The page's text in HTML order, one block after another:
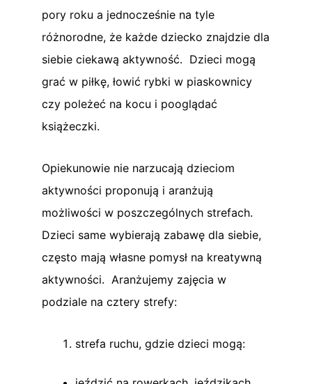
pory roku a jednocześnie na tyle
różnorodne, że każde dziecko znajdzie dla
siebie ciekawą aktywność. Dzieci mogą
grać w piłkę, łowić rybki w piaskownicy
czy poleżeć na kocu i pooglądać
książeczki.
Opiekunowie nie narzucają dzieciom
aktywności proponują i aranżują
możliwości w poszczególnych strefach.
Dzieci same wybierają zabawę dla siebie,
często mają własne pomysł na kreatywną
aktywności. Aranżujemy zajęcia w
podziale na cztery strefy:
strefa ruchu, gdzie dzieci mogą: